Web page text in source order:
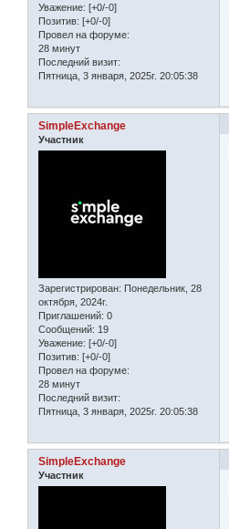
Уважение: [+0/-0]
Позитив: [+0/-0]
Провел на форуме:
28 минут
Последний визит:
Пятница, 3 января, 2025г. 20:05:38
SimpleExchange
Участник
Зарегистрирован: Понедельник, 28
октября, 2024г.
Приглашений: 0
Сообщений: 19
Уважение: [+0/-0]
Позитив: [+0/-0]
Провел на форуме:
28 минут
Последний визит:
Пятница, 3 января, 2025г. 20:05:38
SimpleExchange
Участник